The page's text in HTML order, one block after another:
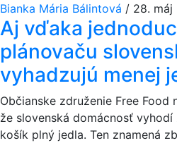
Bianka Mária Bálintová / 28. máj
Aj vďaka
plánovaču
vyhadzujú menej
Občianske združenie Free Food
že slovenská domácnosť
košík plný jedla. Ten znamená